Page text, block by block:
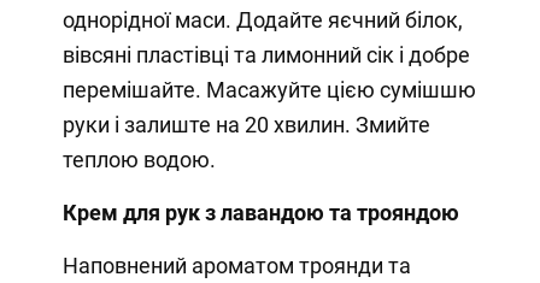
однорідної маси. Додайте яєчний білок,
вівсяні пластівці та лимонний сік і добре
перемішайте. Масажуйте цією сумішшю
руки і залиште на 20 хвилин. Змийте
теплою водою.
Крем для рук з лавандою та трояндою
Наповнений ароматом троянди та